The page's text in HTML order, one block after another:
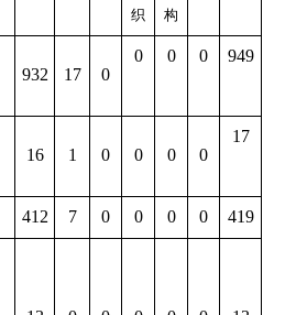
织 构
932 17 0
0 0 0 949
16 1 0 0 0 0
17
412 7 0 0 0 0 419